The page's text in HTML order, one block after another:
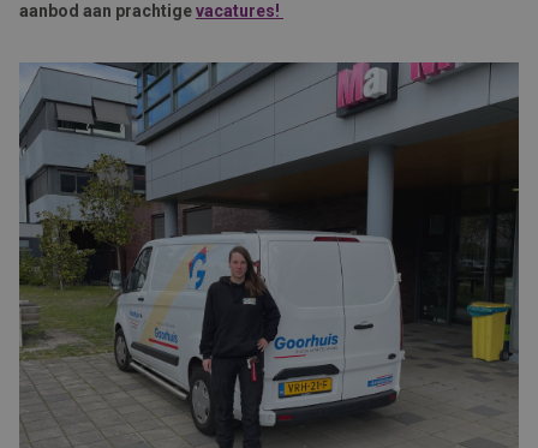
aanbod aan prachtigevacatures!